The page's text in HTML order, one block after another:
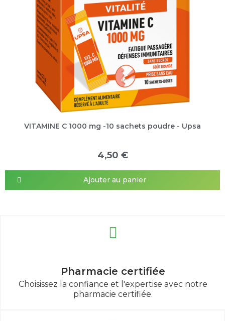
VITAMINE C 1000 mg -10 sachets poudre - Upsa
4,50 €
Ajouter au panier
Pharmacie certifiée
Choisissez la confiance et l'expertise avec notre
pharmacie certifiée.